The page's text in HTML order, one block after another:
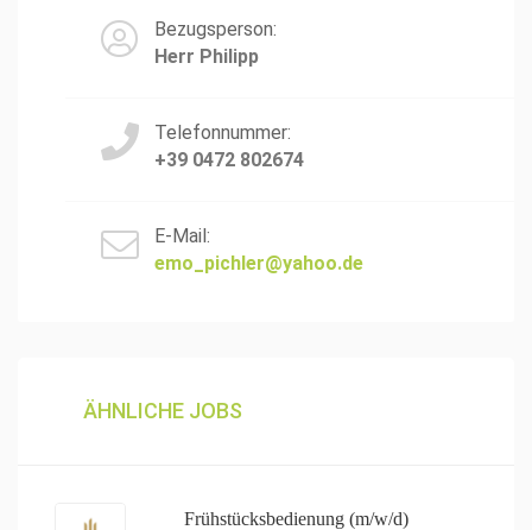
Bezugsperson:
Herr Philipp
Telefonnummer:
+39 0472 802674
E-Mail:
emo_pichler@yahoo.de
ÄHNLICHE JOBS
Frühstücksbedienung (m/w/d)